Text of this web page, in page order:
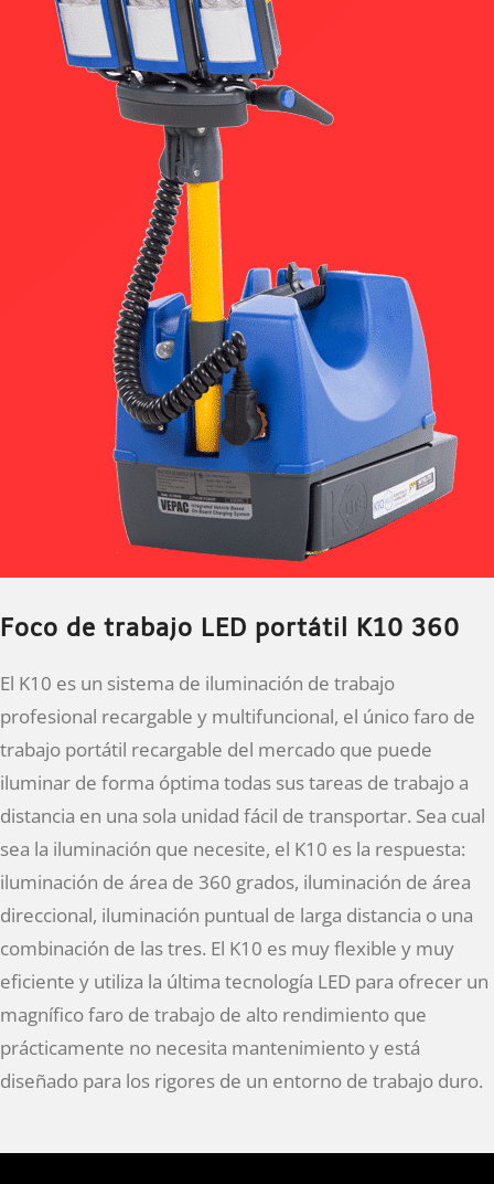
Foco de trabajo LED portátil K10 360
El K10 es un sistema de iluminación de trabajo
profesional recargable y multifuncional, el único faro de
trabajo portátil recargable del mercado que puede
iluminar de forma óptima todas sus tareas de trabajo a
distancia en una sola unidad fácil de transportar. Sea cual
sea la iluminación que necesite, el K10 es la respuesta:
iluminación de área de 360 grados, iluminación de área
direccional, iluminación puntual de larga distancia o una
combinación de las tres. El K10 es muy flexible y muy
eficiente y utiliza la última tecnología LED para ofrecer un
magnífico faro de trabajo de alto rendimiento que
prácticamente no necesita mantenimiento y está
diseñado para los rigores de un entorno de trabajo duro.